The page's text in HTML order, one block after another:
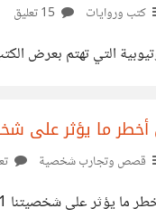
كتب وروايات
التي تهتم بعرض
من أخطر ما يؤثر على
قصص وتجارب شخصية